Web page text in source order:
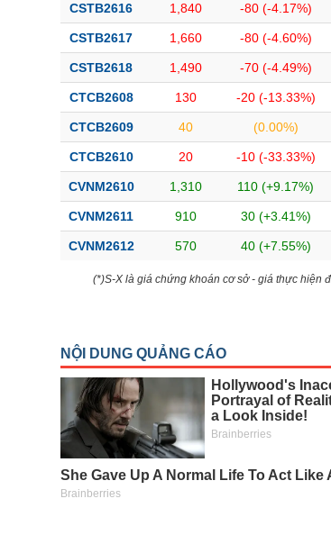
CSTB2616 1,840 -80 (-4.17%)
CSTB2617 1,660 -80 (-4.60%)
CSTB2618 1,490 -70 (-4.49%)
CTCB2608 130 -20 (-13.33%)
CTCB2609 40 (0.00%)
CTCB2610 20 -10 (-33.33%)
CVNM2610 1,310 110 (+9.17%)
CVNM2611 910 30 (+3.41%)
CVNM2612 570 40 (+7.55%)
(*)S-X là giá chứng khoán cơ sở - giá thực hiện